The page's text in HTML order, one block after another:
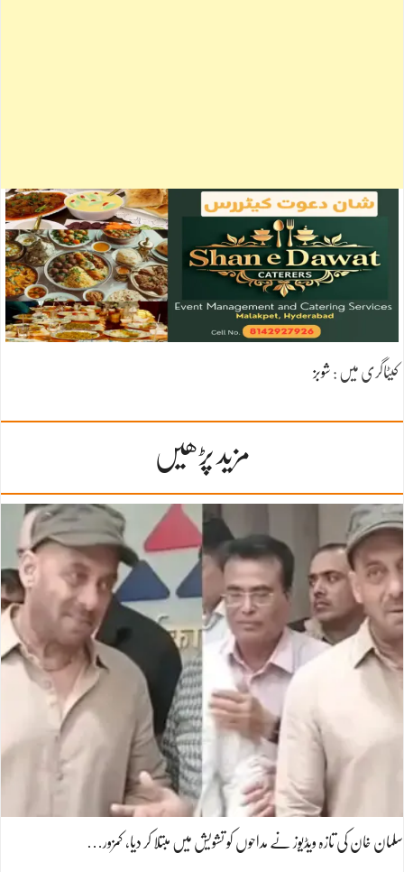
کیٹاگری میں : شوبز
مزید پڑھیں
سلمان خان کی تازہ ویڈیوز نے مداحوں کو تشویش میں مبتلا کر دیا، کمزور…